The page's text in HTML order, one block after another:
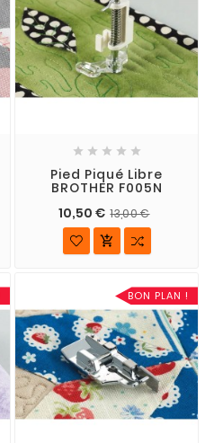
    
Pied Piqué Libre
BROTHER F005N
10,50 € 13,00 €

BON PLAN !